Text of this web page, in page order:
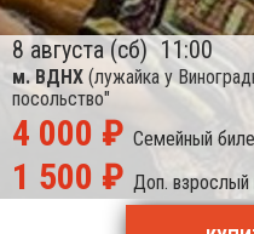
8 августа (сб) 11:00
м. ВДНХ (лужайка у
посольство"
4 000 ₽ Семейный
1 500 ₽ Доп. взрослый